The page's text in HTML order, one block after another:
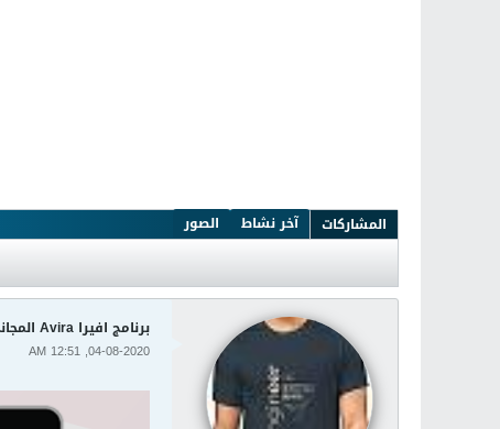
المشاركات آخر نشاط الصور
برنامج افيرا Avira المجاني لمكافحه الفيروسات
04-08-2020, 12:51 AM